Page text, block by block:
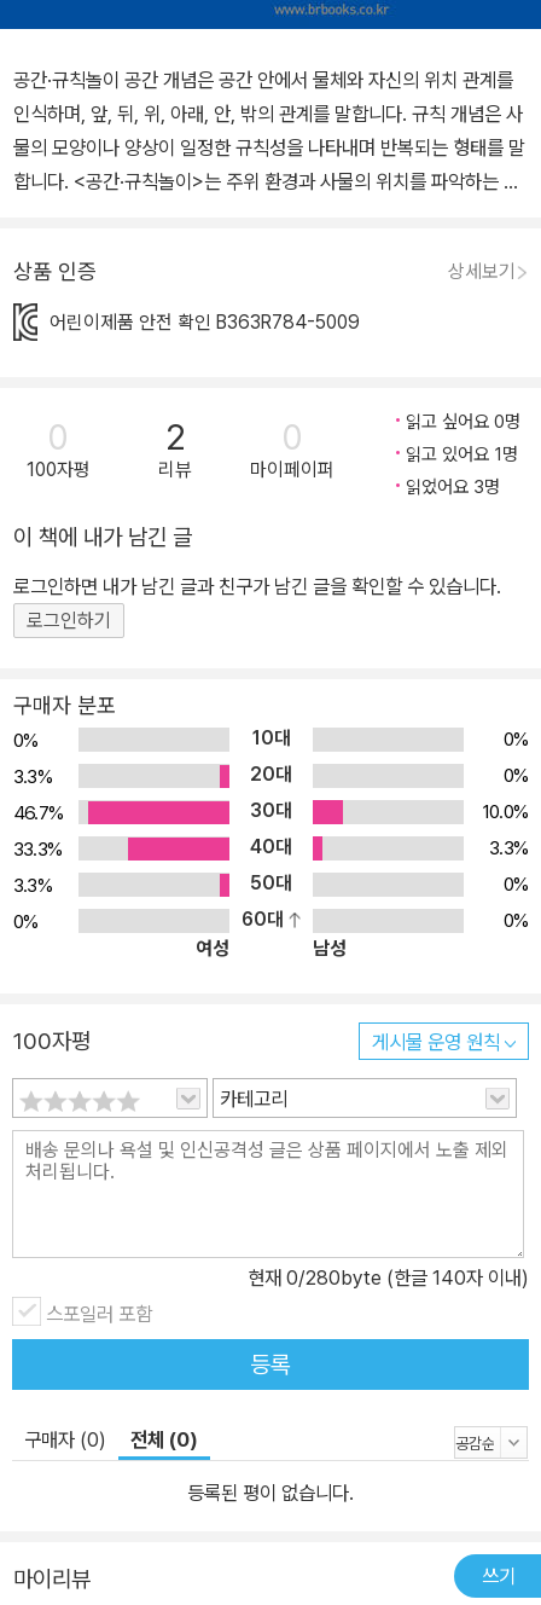
공간·규칙놀이 공간 개념은 공간 안에서 물체와 자신의 위치 관계를
인식하며, 앞, 뒤, 위, 아래, 안, 밖의 관계를 말합니다. 규칙 개념은 사
물의 모양이나 양상이 일정한 규칙성을 나타내며 반복되는 형태를 말
합니다. <공간·규칙놀이>는 주위 환경과 사물의 위치를 파악하는 공
아래 글 | 이영 그림 | 김현 꽃 위로 나비가 날아가요, 꽃 아래에는 달
팽이가 지나가요. 촉감이 다르게 처리된 지나간 자리를 손끝으로 만
가 있나요? 호랑이 뒤에는 누가 있나요? 손으로 동물들을 앞으로 뒤
로 밀면서 앞과 뒤를 익혀요. 안과 밖 글 | 이영 그림 | 안은빛 책장을
잡아당겨서 상자 안에 있던 장난감을 밖으로 꺼내요. 책장을 밀어 넣
다 밀어 넣으면서 안과 밖을 익혀요. 규칙 글 | 이영 그림 | 이문영 주
스, 케이크, 주스, 그 다음은 무엇이 올까요? 곰, 원숭이, 곰, 그 다음
에 누가 올까요? 회전판을 빙글빙글 돌려서 반복되는 규칙에 맞는 그
상품 인증 상세보기
어린이제품 안전 확인 B363R784-5009
0
100자평
2
리뷰
0
마이페이퍼
읽고 싶어요 0명
읽고 있어요 1명
읽었어요 3명
이 책에 내가 남긴 글
로그인하면 내가 남긴 글과 친구가 남긴 글을 확인할 수 있습니다.
로그인하기
구매자 분포
0% 10대
0%
3.3%
20대
0%
46.7%
30대
10.0%
33.3%
40대
3.3%
3.3%
50대
0%
0%
60대
0%
여성
남성
100자평 게시물 운영 원칙
카테고리
현재 0/280byte (한글 140자 이내)
스포일러 포함
등록
구매자 (0) 전체 (0)
등록된 평이 없습니다.
마이리뷰 쓰기